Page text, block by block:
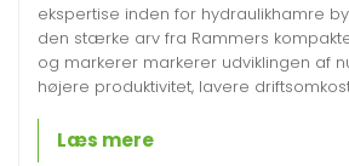
ekspertise inden for hydraulikhamre
den stærke arv fra Rammers
og markerer markerer udviklingen af
højere produktivitet, lavere
Læs mere